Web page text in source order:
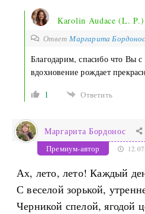
Karolin Audace (L. P.)
ОтветМаргарита Бордонос
Благодарим, спасибо что Вы
вдохновение рождает
1
Ответить
Маргарита Бордонос
Премиум-автор
Ах, лето, лето! Каждый
С веселой зорькой,
Черникой спелой, ягодой